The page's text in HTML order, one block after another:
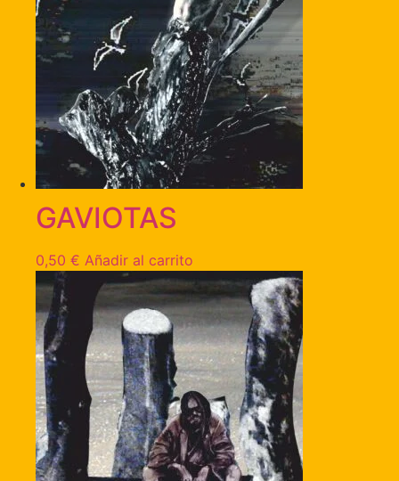
GAVIOTAS
0,50 € Añadir al carrito